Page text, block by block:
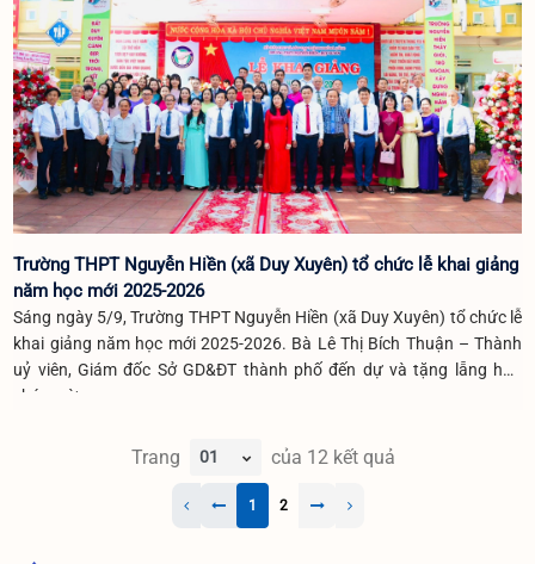
Trường THPT Nguyễn Hiền (xã Duy Xuyên) tổ chức lễ khai giảng
năm học mới 2025-2026
Sáng ngày 5/9, Trường THPT Nguyễn Hiền (xã Duy Xuyên) tổ chức lễ
khai giảng năm học mới 2025-2026. Bà Lê Thị Bích Thuận – Thành
uỷ viên, Giám đốc Sở GD&ĐT thành phố đến dự và tặng lẵng hoa
chúc mừng.
Trang của 12 kết quả
1 2